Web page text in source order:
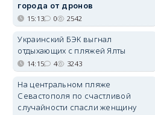
города от дронов
15:13 0 2542
Украинский БЭК выгнал
отдыхающих с пляжей Ялты
14:15 4 3243
На центральном пляже
Севастополя по счастливой
случайности спасли женщину